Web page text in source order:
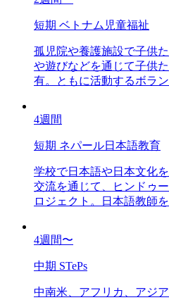
短期 ベトナム児童福祉
孤児院や養護施設で子供
や遊びなどを通じて子供
有。ともに活動するボラ
4週間
短期 ネパール日本語教育
学校で日本語や日本文化
交流を通じて、ヒンドゥ
ロジェクト。日本語教師
4週間〜
中期 STePs
中南米、アフリカ、アジ